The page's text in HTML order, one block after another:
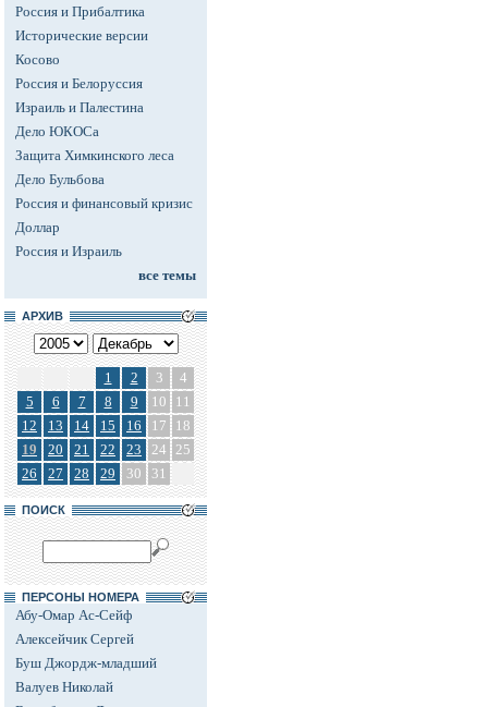
Россия и Прибалтика
Исторические версии
Косово
Россия и Белоруссия
Израиль и Палестина
Дело ЮКОСа
Защита Химкинского леса
Дело Бульбова
Россия и финансовый кризис
Доллар
Россия и Израиль
все темы
АРХИВ
1 2 3
4
5
6 7 8 9 10
11
12
13 14 15 16 17
18
19
20 21 22 23 24 25
26
27 28 29 30 31
ПОИСК
ПЕРСОНЫ НОМЕРА
Абу-Омар Ас-Сейф
Алексейчик Сергей
Буш Джордж-младший
Валуев Николай